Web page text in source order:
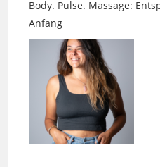
Faszien, Spannung und die